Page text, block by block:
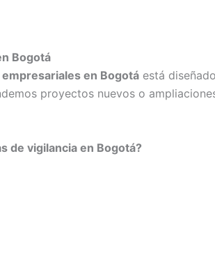
Bogotá
en Bogotá está
proyectos nuevos o
de vigilancia en Bogotá?